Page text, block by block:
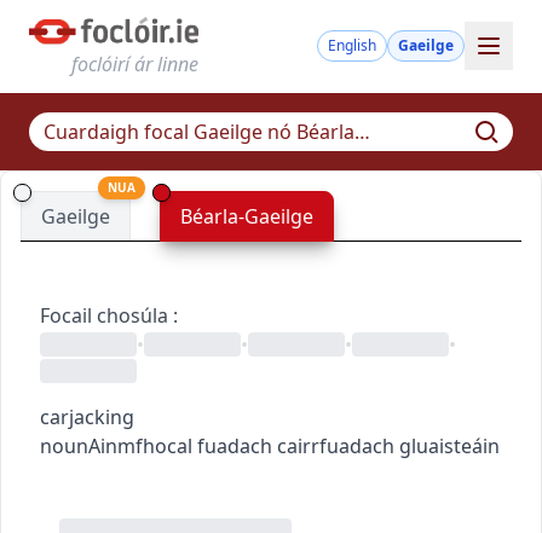
foclóirí ár linne
English Gaeilge
Gaeilge
NUA
Béarla-Gaeilge
Focail chosúla :
•
• • •
carjacking
nounAinmfhocal fuadach cairrfuadach gluaisteáin